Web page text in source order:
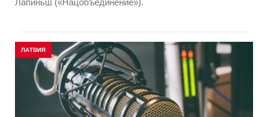
ЛАТВИЯ